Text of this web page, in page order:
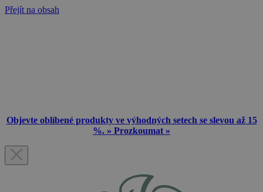
Přejít na obsah
Objevte oblíbené produkty ve výhodných setech se slevou až 15
%. » Prozkoumat »